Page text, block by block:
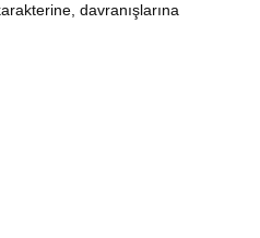
davranışlarına